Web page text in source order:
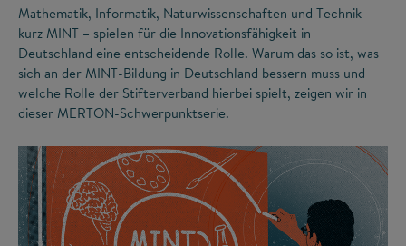
Mathematik, Informatik, Naturwissenschaften und Technik –
kurz MINT – spielen für die Innovationsfähigkeit in
Deutschland eine entscheidende Rolle. Warum das so ist, was
sich an der MINT-Bildung in Deutschland bessern muss und
welche Rolle der Stifterverband hierbei spielt, zeigen wir in
dieser MERTON-Schwerpunktserie.